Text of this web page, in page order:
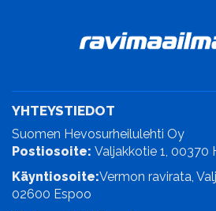
YHTEYSTIEDOT
Suomen Hevosurheilulehti Oy
Postiosoite: Valjakkotie 1, 00370
Käyntiosoite:Vermon ravirata,
02600 Espoo